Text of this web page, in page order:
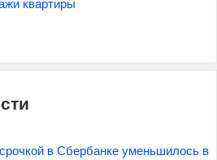
квартиры
в Сбербанке уменьшилось в